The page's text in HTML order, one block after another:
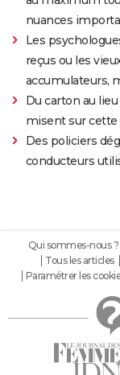
nuances
Les
reçus ou les
accumulateurs,
Du carton au
misent sur
Des policiers
conducteurs
Qui sommes-nous ?
Tous les articles
Paramétrer les